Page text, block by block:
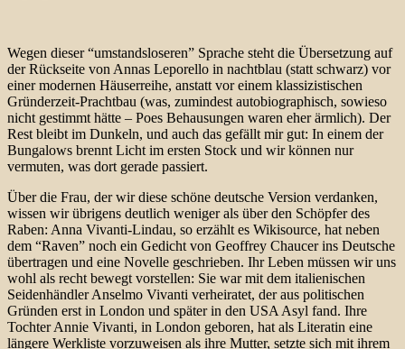
Wegen dieser “umstandsloseren” Sprache steht die Übersetzung auf
der Rückseite von Annas Leporello in nachtblau (statt schwarz) vor
einer modernen Häuserreihe, anstatt vor einem klassizistischen
Gründerzeit-Prachtbau (was, zumindest autobiographisch, sowieso
nicht gestimmt hätte – Poes Behausungen waren eher ärmlich). Der
Rest bleibt im Dunkeln, und auch das gefällt mir gut: In einem der
Bungalows brennt Licht im ersten Stock und wir können nur
vermuten, was dort gerade passiert.
Über die Frau, der wir diese schöne deutsche Version verdanken,
wissen wir übrigens deutlich weniger als über den Schöpfer des
Raben: Anna Vivanti-Lindau, so erzählt es Wikisource, hat neben
dem “Raven” noch ein Gedicht von Geoffrey Chaucer ins Deutsche
übertragen und eine Novelle geschrieben. Ihr Leben müssen wir uns
wohl als recht bewegt vorstellen: Sie war mit dem italienischen
Seidenhändler Anselmo Vivanti verheiratet, der aus politischen
Gründen erst in London und später in den USA Asyl fand. Ihre
Tochter Annie Vivanti, in London geboren, hat als Literatin eine
längere Werkliste vorzuweisen als ihre Mutter, setzte sich mit ihrem